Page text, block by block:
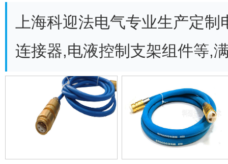
上海科迎法电气专业生产定
连接器,电液控制支架组件等,